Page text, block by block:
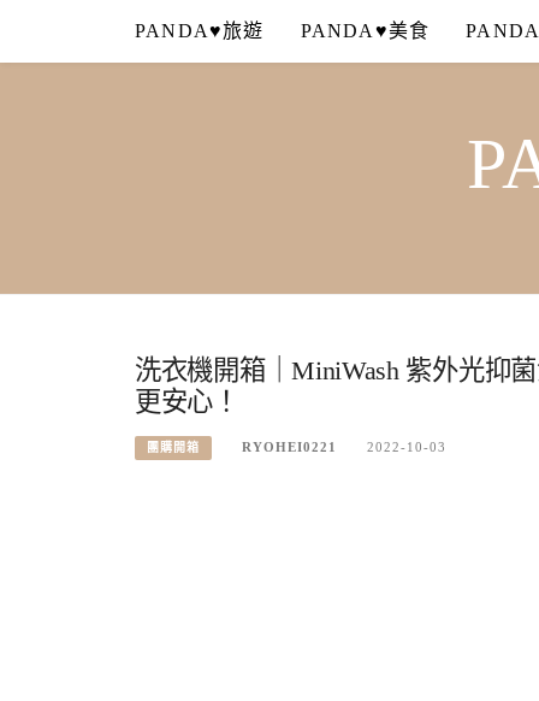
content
PANDA♥旅遊 PANDA♥美食
洗衣機開箱｜MiniWash 紫外光抑
更安心！
團購開箱 RYOHEI0221 2022-10-03